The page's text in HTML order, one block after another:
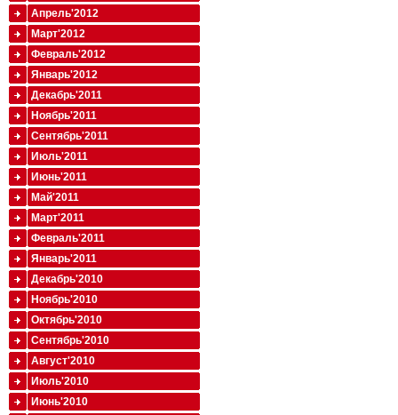
Апрель'2012
Март'2012
Февраль'2012
Январь'2012
Декабрь'2011
Ноябрь'2011
Сентябрь'2011
Июль'2011
Июнь'2011
Май'2011
Март'2011
Февраль'2011
Январь'2011
Декабрь'2010
Ноябрь'2010
Октябрь'2010
Сентябрь'2010
Август'2010
Июль'2010
Июнь'2010